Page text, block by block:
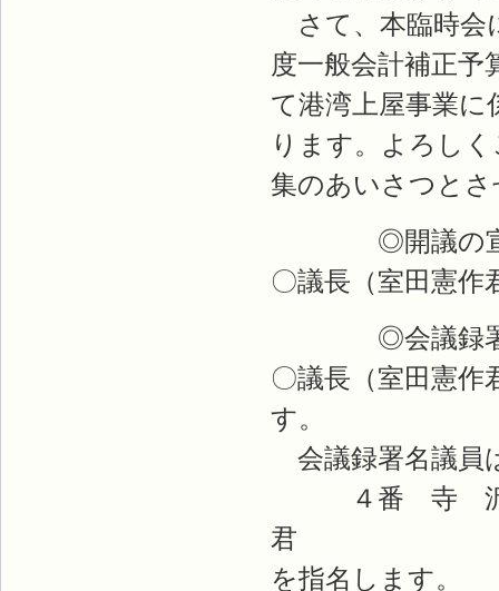
さて、本臨時会
度一般会計補正
て港湾上屋事業
ります。よろし
集のあいさつと
◎開議の
〇議長（室田憲
◎会議録署名
〇議長（室田憲
す。
会議録署名議員
４番 寺
君
を指名します。